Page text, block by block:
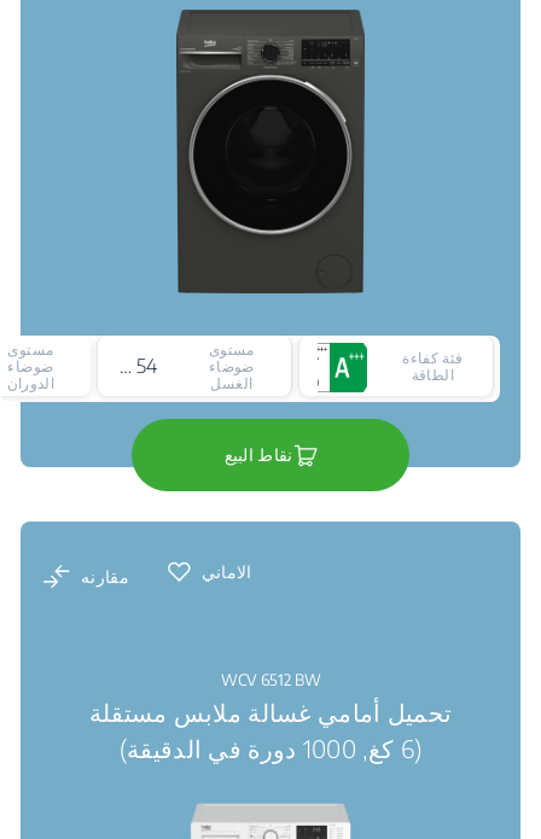
فئة كفاءة
الطاقة
مستوى
ضوضاء
الغسل
54 ديسيبل
مستوى
ضوضاء
الدوران
نقاط البيع
الاماني مقارنه
WCV 6512 BW
تحميل أمامي غسالة ملابس مستقلة
(6 كغ, 1000 دورة في الدقيقة)